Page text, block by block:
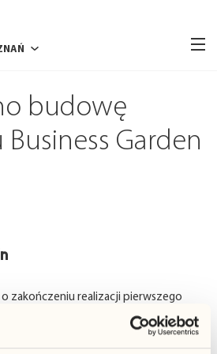
budowę
Garden
zakończeniu realizacji pierwszego
Business Garden w Poznaniu. Wraz z
rynek nieruchomości wzbogaci się